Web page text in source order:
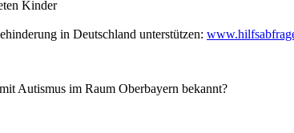
Kinder
in Deutschland unterstützen:
Autismus im Raum Oberbayern bekannt?